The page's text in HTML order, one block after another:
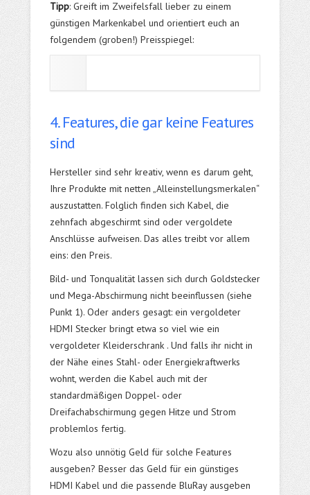
Tipp: Greift im Zweifelsfall lieber zu einem
günstigen Markenkabel und orientiert euch an
folgendem (groben!) Preisspiegel:
4. Features, die gar keine Features
sind
Hersteller sind sehr kreativ, wenn es darum geht,
Ihre Produkte mit netten „Alleinstellungsmerkalen“
auszustatten. Folglich finden sich Kabel, die
zehnfach abgeschirmt sind oder vergoldete
Anschlüsse aufweisen. Das alles treibt vor allem
eins: den Preis.
Bild- und Tonqualität lassen sich durch Goldstecker
und Mega-Abschirmung nicht beeinflussen (siehe
Punkt 1). Oder anders gesagt: ein vergoldeter
HDMI Stecker bringt etwa so viel wie ein
vergoldeter Kleiderschrank . Und falls ihr nicht in
der Nähe eines Stahl- oder Energiekraftwerks
wohnt, werden die Kabel auch mit der
standardmäßigen Doppel- oder
Dreifachabschirmung gegen Hitze und Strom
problemlos fertig.
Wozu also unnötig Geld für solche Features
ausgeben? Besser das Geld für ein günstiges
HDMI Kabel und die passende BluRay ausgeben